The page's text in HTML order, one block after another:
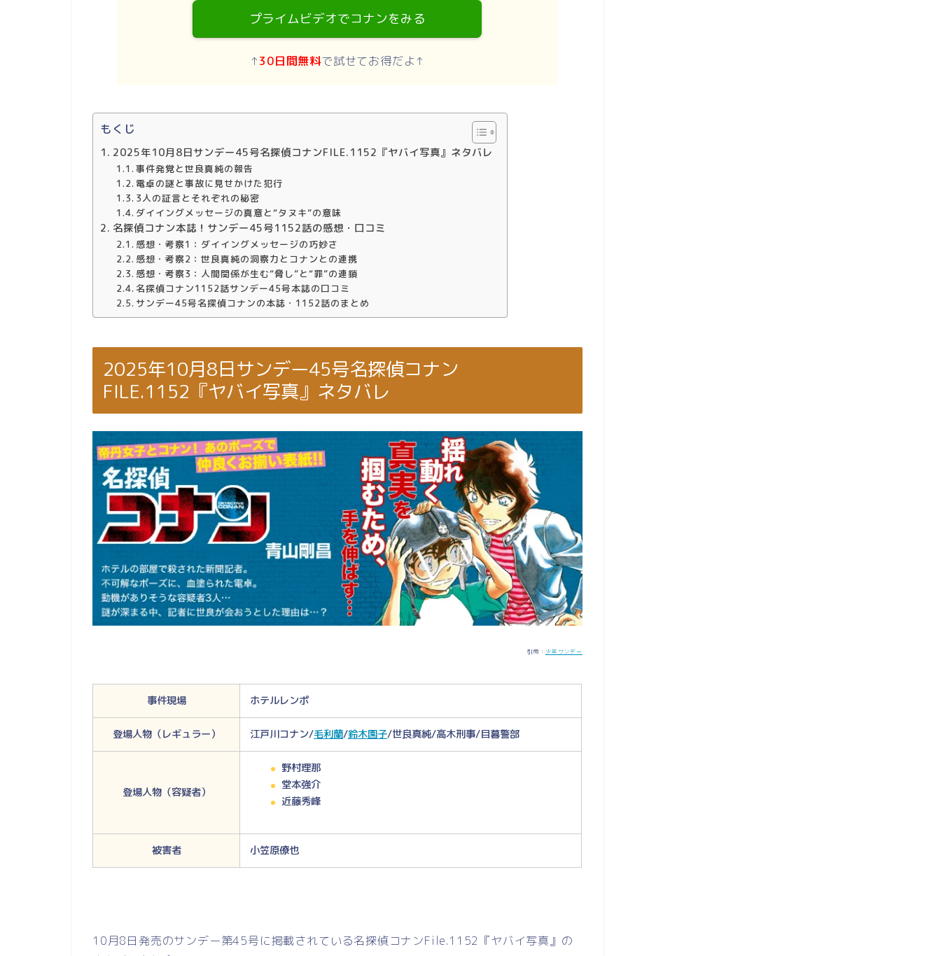
プライムビデオでコナンをみる
↑30日間無料で試せてお得だよ↑
もくじ
2025年10月8日サンデー45号名探偵コナンFILE.1152『ヤバイ写真』ネタバレ
事件発覚と世良真純の報告
電卓の謎と事故に見せかけた犯行
3人の証言とそれぞれの秘密
ダイイングメッセージの真意と“タヌキ”の意味
名探偵コナン本誌！サンデー45号1152話の感想・口コミ
感想・考察1：ダイイングメッセージの巧妙さ
感想・考察2：世良真純の洞察力とコナンとの連携
感想・考察3：人間関係が生む“脅し”と“罪”の連鎖
名探偵コナン1152話サンデー45号本誌の口コミ
サンデー45号名探偵コナンの本誌・1152話のまとめ
2025年10月8日サンデー45号名探偵コナン
FILE.1152『ヤバイ写真』ネタバレ
引用： 少年サンデー
事件現場 ホテルレンポ
登場人物（レギュラー） 江戸川コナン/毛利蘭/鈴木園子/世良真純/高木刑事/目暮警部
登場人物（容疑者）
野村理那
堂本強介
近藤秀峰
被害者 小笠原僚也
10月8日発売のサンデー第45号に掲載されている名探偵コナンFile.1152『ヤバイ写真』の